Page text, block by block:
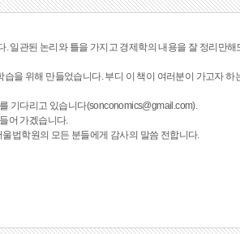
일관된 논리와 틀을 가지고 경제학의 내용을 잘 정리만해
을 위해 만들었습니다. 부디 이 책이 여러분이 가고자 하
기다리고 있습니다(sonconomics@gmail.com).
어 가겠습니다.
법학원의 모든 분들에게 감사의 말씀 전합니다.